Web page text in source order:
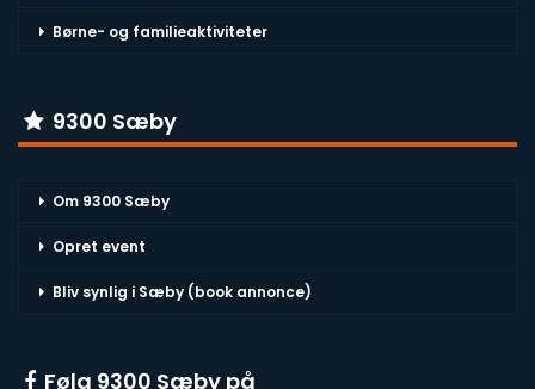
Børne- og familieaktiviteter
9300 Sæby
Om 9300 Sæby
Opret event
Bliv synlig i Sæby (book annonce)
Følg 9300 Sæby på